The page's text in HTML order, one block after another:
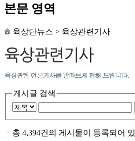
본문 영역
육상단뉴스 > 육상관련기사
게시글 검색
ㆍ 총 4,394건의 게시물이 등록되어